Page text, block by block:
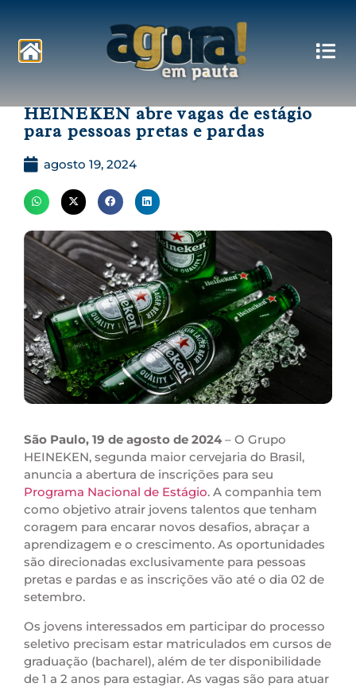
HEINEKEN abre vagas de estágio
para pessoas pretas e pardas
agosto 19, 2024
São Paulo, 19 de agosto de 2024– O Grupo
HEINEKEN, segunda maior cervejaria do Brasil,
anuncia a abertura de inscrições para seu
Programa Nacional de Estágio. A companhia tem
como objetivo atrair jovens talentos que tenham
coragem para encarar novos desafios, abraçar a
aprendizagem e o crescimento. As oportunidades
são direcionadas exclusivamente para pessoas
pretas e pardas e as inscrições vão até o dia 02 de
setembro.
Os jovens interessados em participar do processo
seletivo precisam estar matriculados em cursos de
graduação (bacharel), além de ter disponibilidade
de 1 a 2 anos para estagiar. As vagas são para atuar